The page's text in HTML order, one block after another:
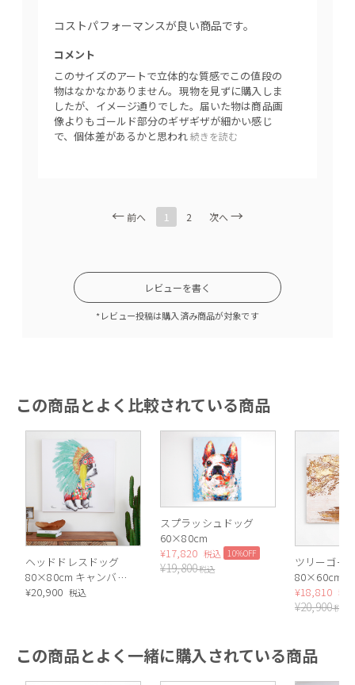
A
E
コストパフォーマンスが良い商品です。
コメント
このサイズのアートで立体的な質感でこの値段の
物はなかなかありません。現物を見ずに購入しま
したが、イメージ通りでした。届いた物は商品画
像よりもゴールド部分のギザギザが細かい感じ
で、個体差があるかと思われ続きを読む
前へ 1 2 次へ
レビューを書く
*レビュー投稿は購入済み商品が対象です
この商品とよく比較されている商品
ヘッドドレスドッグ
80×80cm キャンバス
ピクチャー
¥20,900 税込
スプラッシュドッグ
60×80cm
¥17,820 税込 10%OFF
¥19,800税込
ツリーゴー
80×60cm
¥18,810 税
¥20,900税込
この商品とよく一緒に購入されている商品